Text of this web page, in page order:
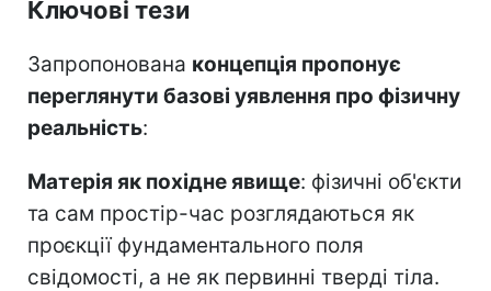
Ключові тези
Запропонована концепція пропонує
переглянути базові уявлення про фізичну
реальність:
Матерія як похідне явище: фізичні об'єкти
та сам простір-час розглядаються як
проєкції фундаментального поля
свідомості, а не як первинні тверді тіла.